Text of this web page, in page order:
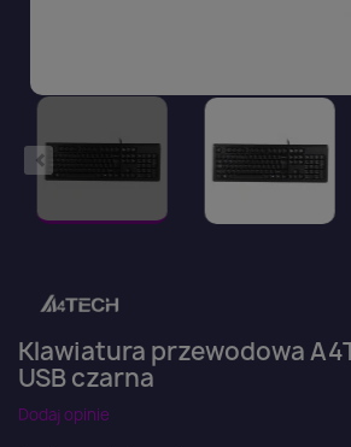
Klawiatura przewodowa
USB czarna
Dodaj opinie